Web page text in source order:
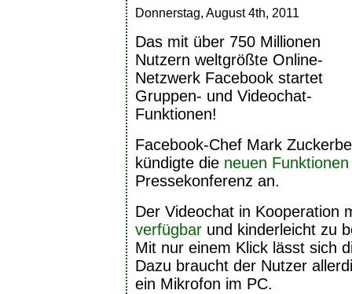
Donnerstag, August 4th, 2011
Das mit über 750 Millionen
Nutzern weltgrößte Online-
Netzwerk Facebook startet
Gruppen- und Videochat-
Funktionen!
Facebook-Chef Mark
kündigte die neuen Funktionen
Pressekonferenz an.
Der Videochat in Kooperation
verfügbar und kinderleicht zu
Mit nur einem Klick lässt sich
Dazu braucht der Nutzer
ein Mikrofon im PC.